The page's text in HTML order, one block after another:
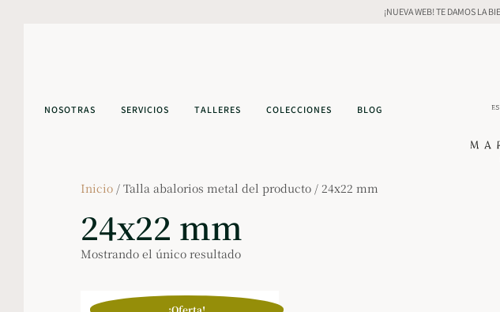
¡NUEVA WEB! TE DAMOS LA
NOSOTRAS SERVICIOS TALLERES COLECCIONES BLOG
Inicio / Talla abalorios metal del producto / 24x22 mm
24x22 mm
Mostrando el único resultado